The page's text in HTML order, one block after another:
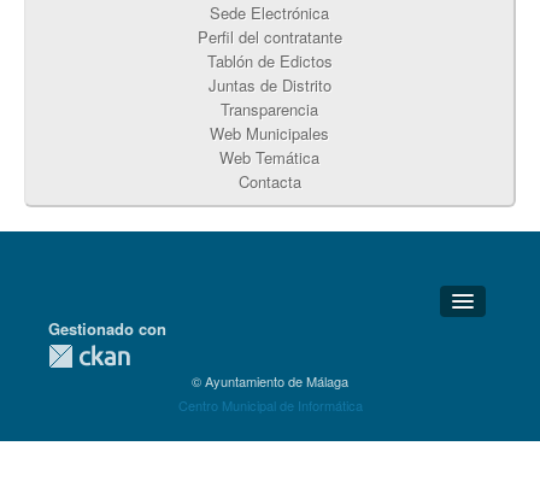
Sede Electrónica
Perfil del contratante
Tablón de Edictos
Juntas de Distrito
Transparencia
Web Municipales
Web Temática
Contacta
Detalles Técnicos
Gestionado con
© Ayuntamiento de Málaga
Centro Municipal de Informática